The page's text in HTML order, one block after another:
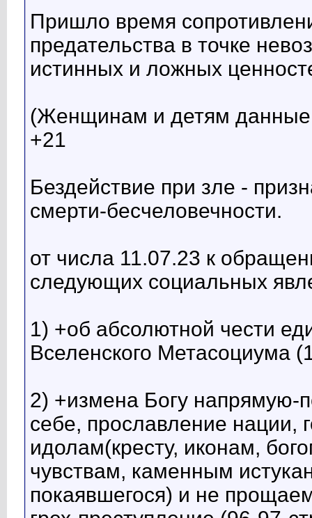
Пришло время
предательства в точке
истинных и ложных
(Женщинам и детям
+21
Бездействие при зле -
смерти-бесчеловечности.
от числа 11.07.23 к
следующих социальных
1) +об абсолютной чести
Вселенского Метасоциума
2) +измена Богу напрямую-
себе, прославление нации,
идолам(кресту, иконам,
чувствам, каменным
покаявшегося) и не